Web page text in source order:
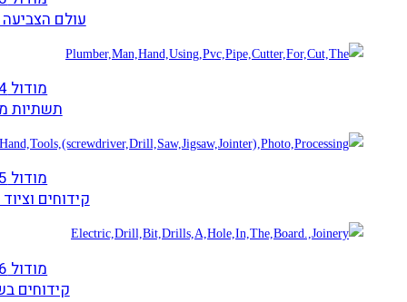
עולם
מודול 4
תשתיות
מודול 5
קידוחים
מודול 6
קידוחים